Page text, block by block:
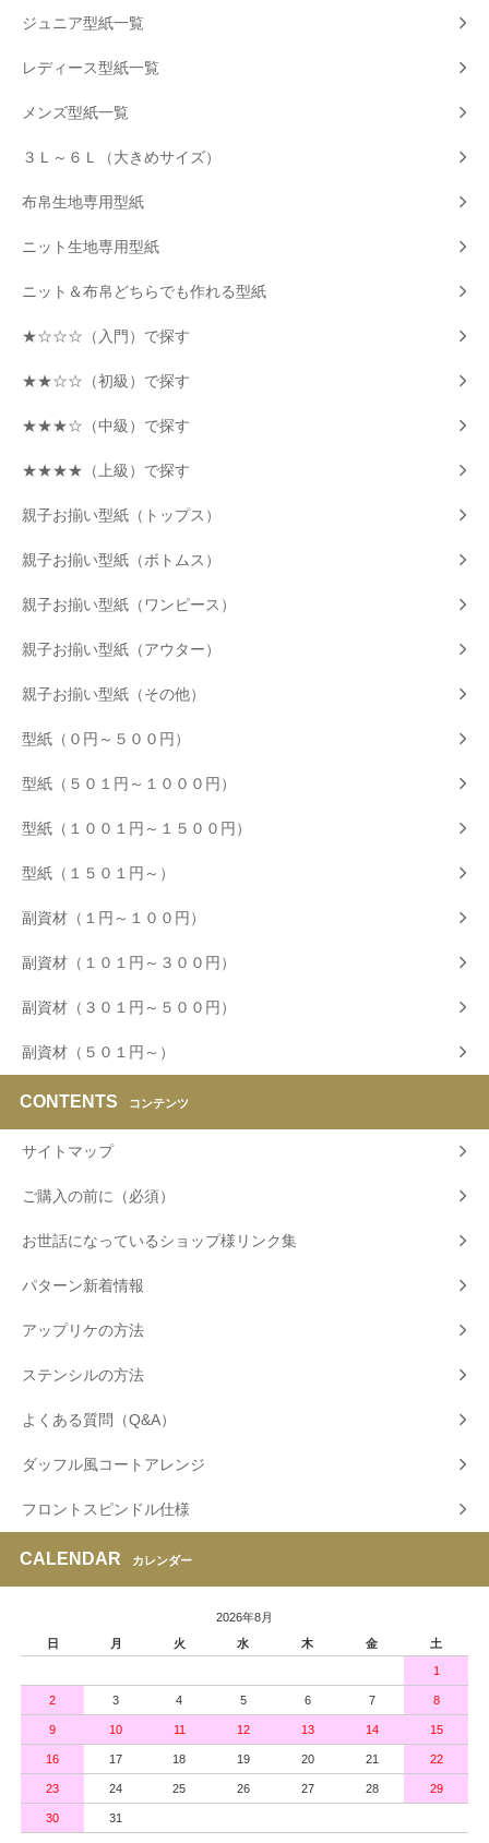
ジュニア型紙一覧
レディース型紙一覧
メンズ型紙一覧
３Ｌ～６Ｌ（大きめサイズ）
布帛生地専用型紙
ニット生地専用型紙
ニット＆布帛どちらでも作れる型紙
★☆☆☆（入門）で探す
★★☆☆（初級）で探す
★★★☆（中級）で探す
★★★★（上級）で探す
親子お揃い型紙（トップス）
親子お揃い型紙（ボトムス）
親子お揃い型紙（ワンピース）
親子お揃い型紙（アウター）
親子お揃い型紙（その他）
型紙（０円～５００円）
型紙（５０１円～１０００円）
型紙（１００１円～１５００円）
型紙（１５０１円～）
副資材（１円～１００円）
副資材（１０１円～３００円）
副資材（３０１円～５００円）
副資材（５０１円～）
CONTENTS コンテンツ
サイトマップ
ご購入の前に（必須）
お世話になっているショップ様リンク集
パターン新着情報
アップリケの方法
ステンシルの方法
よくある質問（Q&A）
ダッフル風コートアレンジ
フロントスピンドル仕様
CALENDAR カレンダー
2026年8月
日
月 火 水 木 金 土
1
2 3 4 5 6 7 8
9 10 11 12 13 14 15
16 17 18 19 20 21 22
23 24 25 26 27 28 29
30 31